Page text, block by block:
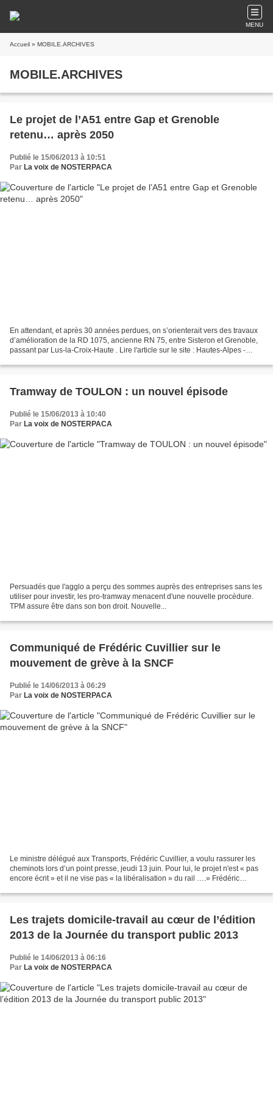
MENU
Accueil » MOBILE.ARCHIVES
MOBILE.ARCHIVES
Le projet de l’A51 entre Gap et Grenoble
retenu… après 2050
Publié le 15/06/2013 à 10:51
Par La voix de NOSTERPACA
En attendant, et après 30 années perdues, on s’orienterait vers des travaux
d’amélioration de la RD 1075, ancienne RN 75, entre Sisteron et Grenoble,
passant par Lus-la-Croix-Haute . Lire l'article sur le site : Hautes-Alpes -
Tramway de TOULON : un nouvel épisode
Publié le 15/06/2013 à 10:40
Par La voix de NOSTERPACA
Persuadés que l'agglo a perçu des sommes auprès des entreprises sans les
utiliser pour investir, les pro-tramway menacent d'une nouvelle procédure.
TPM assure être dans son bon droit. Nouvelle...
Communiqué de Frédéric Cuvillier sur le
mouvement de grève à la SNCF
Publié le 14/06/2013 à 06:29
Par La voix de NOSTERPACA
Le ministre délégué aux Transports, Frédéric Cuvillier, a voulu rassurer les
cheminots lors d’un point presse, jeudi 13 juin. Pour lui, le projet n'est « pas
encore écrit » et il ne vise pas « la libéralisation » du rail ….» Frédéric
Les trajets domicile-travail au cœur de l’édition
2013 de la Journée du transport public 2013
Publié le 14/06/2013 à 06:16
Par La voix de NOSTERPACA